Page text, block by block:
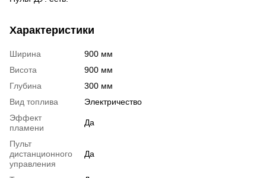
Характеристики
Ширина
900 мм
Висота
900 мм
Глубина
300 мм
Вид топлива
Электричество
Эффект
пламени
Да
Пульт
дистанционного
управления
Да